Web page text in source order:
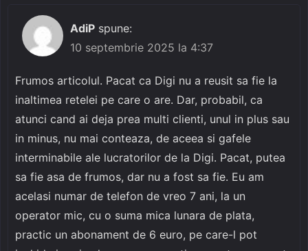
AdiP spune:
10 septembrie 2025 la 4:37
Frumos articolul. Pacat ca Digi nu a reusit sa fie la
inaltimea retelei pe care o are. Dar, probabil, ca
atunci cand ai deja prea multi clienti, unul in plus sau
in minus, nu mai conteaza, de aceea si gafele
interminabile ale lucratorilor de la Digi. Pacat, putea
sa fie asa de frumos, dar nu a fost sa fie. Eu am
acelasi numar de telefon de vreo 7 ani, la un
operator mic, cu o suma mica lunara de plata,
practic un abonament de 6 euro, pe care-l pot